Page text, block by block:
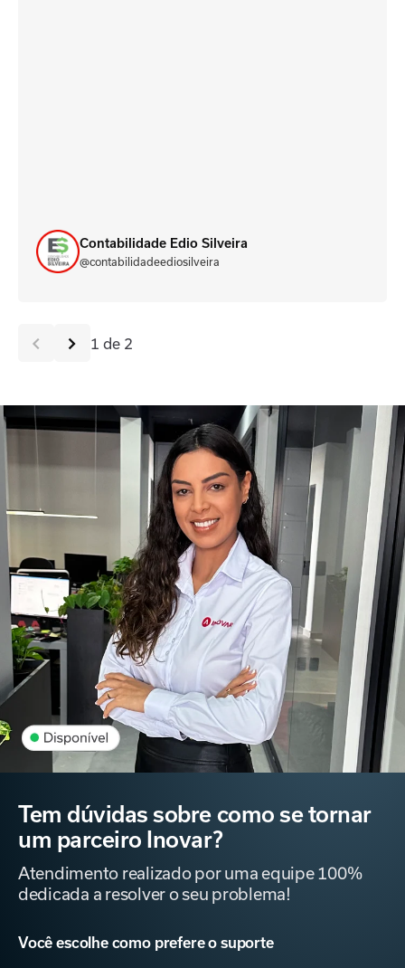
Contabilidade Edio Silveira
@contabilidadeediosilveira
Sulcontábil
@sulcontabilsc
1 de 2
Tem dúvidas sobre como se tornar
um parceiro Inovar?
Atendimento realizado por uma equipe 100%
dedicada a resolver o seu problema!
Você escolhe como prefere o suporte